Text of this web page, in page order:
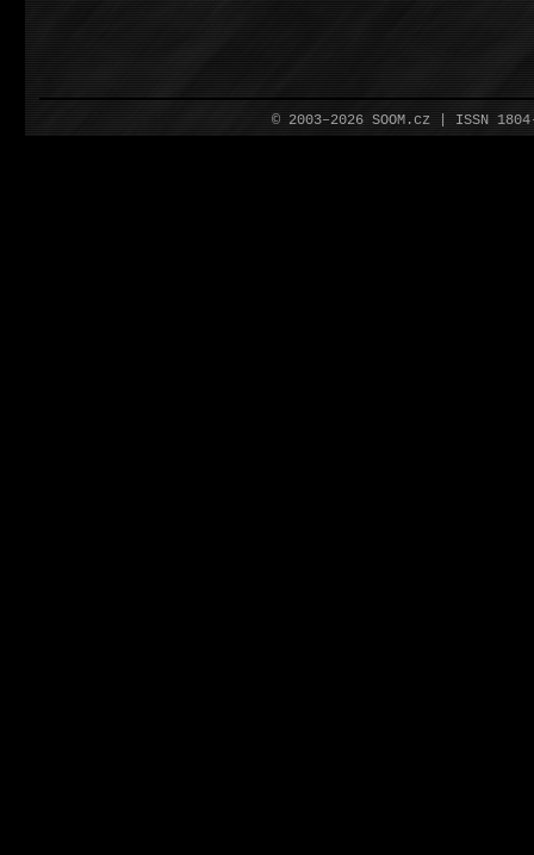
© 2003–2026 SOOM.cz | ISSN